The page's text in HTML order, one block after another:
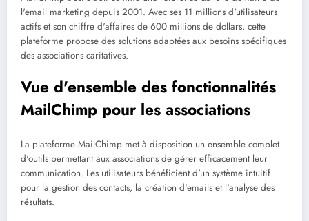
l'email marketing depuis 2001. Avec ses 11 millions d'utilisateurs
actifs et son chiffre d'affaires de 600 millions de dollars, cette
plateforme propose des solutions adaptées aux besoins spécifiques
des associations caritatives.
Vue d'ensemble des fonctionnalités
MailChimp pour les associations
La plateforme MailChimp met à disposition un ensemble complet
d'outils permettant aux associations de gérer efficacement leur
communication. Les utilisateurs bénéficient d'un système intuitif
pour la gestion des contacts, la création d'emails et l'analyse des
résultats.